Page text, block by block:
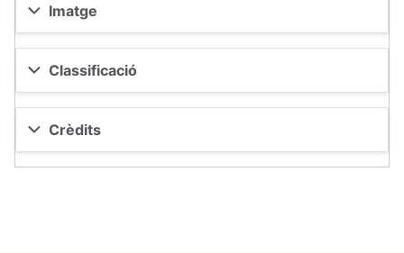
Imatge
Classificació
Crèdits